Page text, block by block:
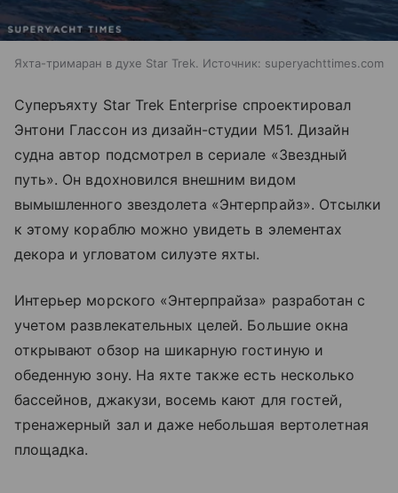
Яхта-тримаран в духе Star Trek. Источник: superyachttimes.com
Суперъяхту Star Trek Enterprise спроектировал
Энтони Глассон из дизайн-студии M51. Дизайн
судна автор подсмотрел в сериале «Звездный
путь». Он вдохновился внешним видом
вымышленного звездолета «Энтерпрайз». Отсылки
к этому кораблю можно увидеть в элементах
декора и угловатом силуэте яхты.
Интерьер морского «Энтерпрайза» разработан с
учетом развлекательных целей. Большие окна
открывают обзор на шикарную гостиную и
обеденную зону. На яхте также есть несколько
бассейнов, джакузи, восемь кают для гостей,
тренажерный зал и даже небольшая вертолетная
площадка.